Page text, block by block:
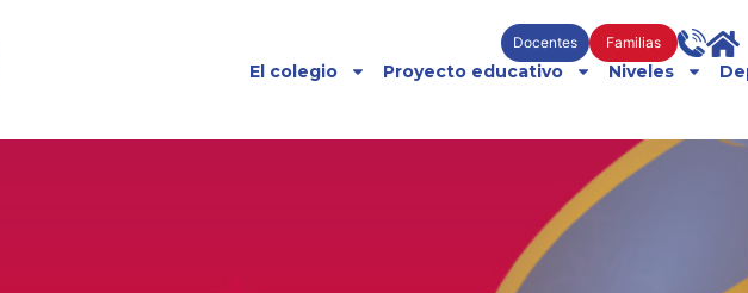
Docentes Familias
El colegio Proyecto educativo Niveles